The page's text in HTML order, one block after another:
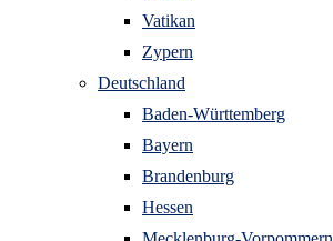
Vatikan
Zypern
Deutschland
Baden-Württemberg
Bayern
Brandenburg
Hessen